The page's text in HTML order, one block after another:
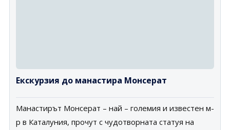
Екскурзия до манастира Монсерат
Манастирът Монсерат – най – големия и известен м-
р в Каталуния, прочут с чудотворната статуя на